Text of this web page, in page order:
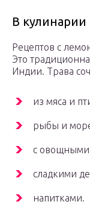
В кулинарии
Рецептов с
Это
Индии. Трава
из мяса и
рыбы и
с овощными
сладкими
напитками.